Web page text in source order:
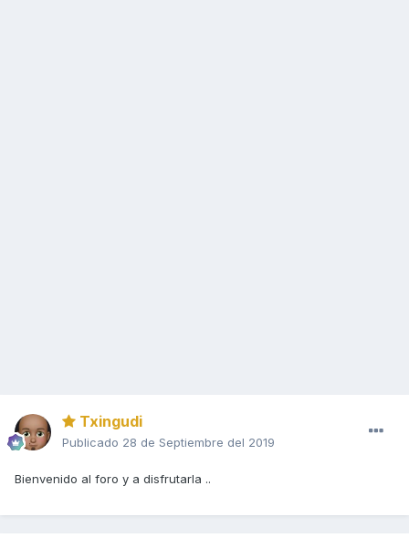
Txingudi
Publicado 28 de Septiembre del 2019
Bienvenido al foro y a disfrutarla ..